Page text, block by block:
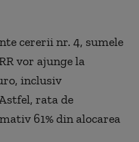
cererii nr. 4, sumele
vor ajunge la
inclusiv
rata de
61% din alocarea